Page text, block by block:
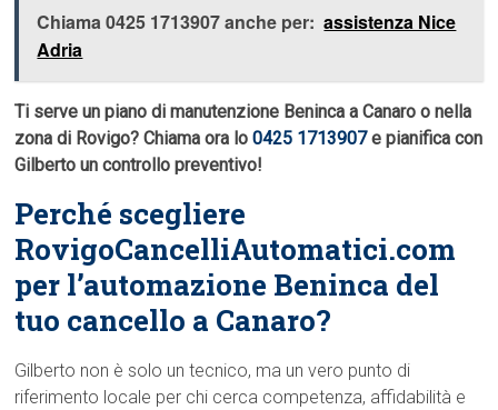
Chiama 0425 1713907 anche per: assistenza Nice
Adria
Ti serve un piano di manutenzione Beninca a Canaro o nella
zona di Rovigo? Chiama ora lo0425 1713907e pianifica con
Gilberto un controllo preventivo!
Perché scegliere
RovigoCancelliAutomatici.com
per l’automazione Beninca del
tuo cancello a Canaro?
Gilberto non è solo un tecnico, ma un vero punto di
riferimento locale per chi cerca competenza, affidabilità e